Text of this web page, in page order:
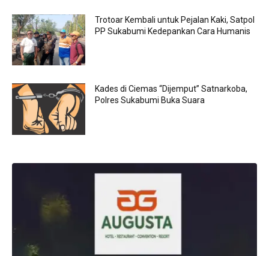
Trotoar Kembali untuk Pejalan Kaki, Satpol
PP Sukabumi Kedepankan Cara Humanis
Kades di Ciemas “Dijemput” Satnarkoba,
Polres Sukabumi Buka Suara